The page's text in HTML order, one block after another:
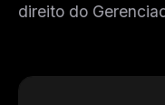
direito do